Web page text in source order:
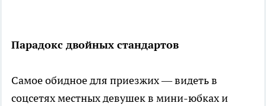
Парадокс двойных стандартов
Самое обидное для приезжих — видеть в
соцсетях местных девушек в мини-юбках и